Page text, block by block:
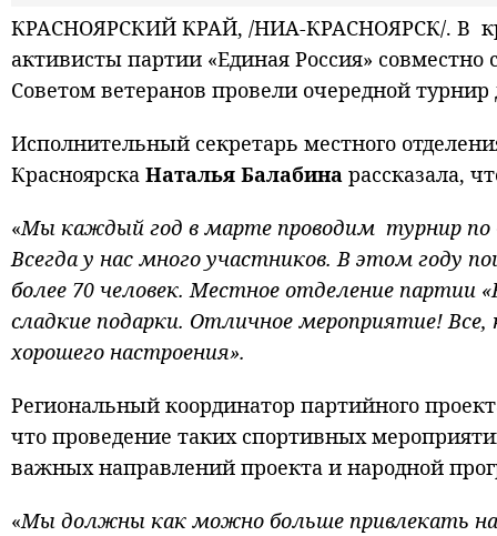
КРАСНОЯРСКИЙ КРАЙ, /НИА-КРАСНОЯРСК/. В
активисты партии «Единая Россия»
Советом ветеранов провели очередной
Исполнительный секретарь местного
Красноярска Наталья Балабина рассказала,
«Мы каждый год в марте проводим турнир по
Всегда у нас много участников. В этом году
более 70 человек. Местное отделение
сладкие подарки. Отличное мероприятие!
хорошего настроения».
Региональный координатор партийного
что проведение таких спортивных
важных направлений проекта и народной
«Мы должны как можно больше привлекать